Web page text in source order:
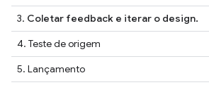
3. Coletar feedback e iterar o design.
4. Teste de origem
5. Lançamento